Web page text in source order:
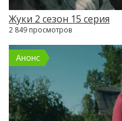
Жуки 2 сезон 15 серия
2 849 просмотров
Анонс